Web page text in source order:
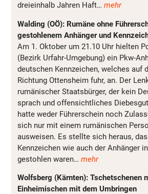
dreieinhalb Jahren Haft… mehr
Walding (OÖ): Rumäne ohne
gestohlenem Anhänger und
Am 1. Oktober um 21.10 Uhr hielten
(Bezirk Urfahr-Umgebung) ein Pkw-
deutschen Kennzeichen, welches auf
Richtung Ottensheim fuhr, an. Der
rumänischer Staatsbürger, der kein
sprach und offensichtliches
hatte weder Führerschein noch
sich nur mit einem rumänischen
ausweisen. Es stellte sich heraus,
Kennzeichen wie auch der Anhänger
gestohlen waren… mehr
Wolfsberg (Kärnten): Tschetschenen
Einheimischen mit dem Umbringen